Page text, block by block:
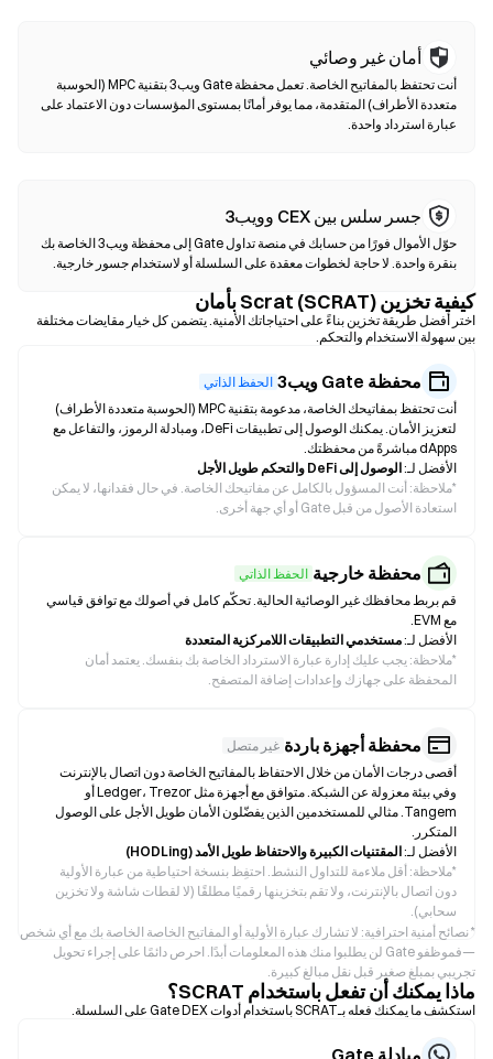
أمان غير وصائي
أنت تحتفظ بالمفاتيح الخاصة. تعمل محفظة Gate ويب3 بتقنية MPC (الحوسبة
متعددة الأطراف) المتقدمة، مما يوفر أمانًا بمستوى المؤسسات دون الاعتماد على
عبارة استرداد واحدة.
جسر سلس بين CEX وويب3
حوّل الأموال فورًا من حسابك في منصة تداول Gate إلى محفظة ويب3 الخاصة بك
بنقرة واحدة. لا حاجة لخطوات معقدة على السلسلة أو لاستخدام جسور خارجية.
كيفية تخزين Scrat (SCRAT) بأمان
اختر أفضل طريقة تخزين بناءً على احتياجاتك الأمنية. يتضمن كل خيار مقايضات مختلفة
بين سهولة الاستخدام والتحكم.
محفظة Gate ويب3
الحفظ الذاتي
أنت تحتفظ بمفاتيحك الخاصة، مدعومة بتقنية MPC (الحوسبة متعددة الأطراف)
لتعزيز الأمان. يمكنك الوصول إلى تطبيقات DeFi، ومبادلة الرموز، والتفاعل مع
dApps مباشرةً من محفظتك.
الأفضل لـ:الوصول إلى DeFi والتحكم طويل الأجل
*ملاحظة: أنت المسؤول بالكامل عن مفاتيحك الخاصة. في حال فقدانها، لا يمكن
استعادة الأصول من قبل Gate أو أي جهة أخرى.
محفظة خارجية الحفظ الذاتي
قم بربط محافظك غير الوصائية الحالية. تحكّم كامل في أصولك مع توافق قياسي
مع EVM.
الأفضل لـ:مستخدمي التطبيقات اللامركزية المتعددة
*ملاحظة: يجب عليك إدارة عبارة الاسترداد الخاصة بك بنفسك. يعتمد أمان
المحفظة على جهازك وإعدادات إضافة المتصفح.
محفظة أجهزة باردة غير متصل
أقصى درجات الأمان من خلال الاحتفاظ بالمفاتيح الخاصة دون اتصال بالإنترنت
وفي بيئة معزولة عن الشبكة. متوافق مع أجهزة مثل Ledger، Trezor أو
Tangem. مثالي للمستخدمين الذين يفضّلون الأمان طويل الأجل على الوصول
المتكرر.
الأفضل لـ:المقتنيات الكبيرة والاحتفاظ طويل الأمد (HODLing)
*ملاحظة: أقل ملاءمة للتداول النشط. احتفِظ بنسخة احتياطية من عبارة الأولية
دون اتصال بالإنترنت، ولا تقم بتخزينها رقميًا مطلقًا (لا لقطات شاشة ولا تخزين
سحابي).
* نصائح أمنية احترافية: لا تشارك عبارة الأولية أو المفاتيح الخاصة الخاصة بك مع أي شخص
—فموظفو Gate لن يطلبوا منك هذه المعلومات أبدًا. احرص دائمًا على إجراء تحويل
تجريبي بمبلغ صغير قبل نقل مبالغ كبيرة.
ماذا يمكنك أن تفعل باستخدام SCRAT؟
استكشف ما يمكنك فعله بـSCRAT باستخدام أدوات Gate DEX على السلسلة.
مبادلة Gate